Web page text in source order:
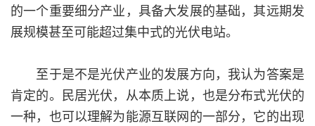
的一个重要细分产业，具备大发展的基础，其远期发
展规模甚至可能超过集中式的光伏电站。
至于是不是光伏产业的发展方向，我认为答案是
肯定的。民居光伏，从本质上说，也是分布式光伏的
一种，也可以理解为能源互联网的一部分，它的出现